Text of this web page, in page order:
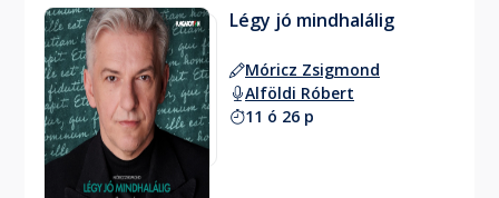
Légy jó mindhalálig
Móricz Zsigmond
Alföldi Róbert
11 ó 26 p